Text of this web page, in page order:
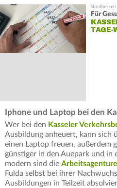
Für
TAGE-
Iphone und Laptop bei den
Wer bei den Kasseler
Ausbildung anheuert, kann sich
einen Laptop freuen, außerdem
günstiger in den Auepark und in
modern sind die
Fulda selbst bei ihrer
Ausbildungen in Teilzeit